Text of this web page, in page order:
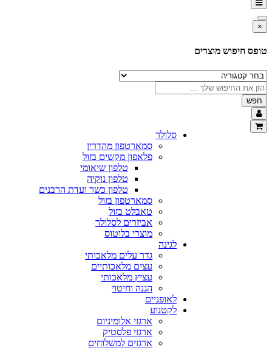
×
טופס חיפוש מוצרים
חפש
סלולר
סמארטפון מהדרין
פלאפון מקשים בזול
טלפון שיאומי
טלפון נוקיה
טלפון כשר ועדת הרבנים
סמארטפון בזול
טאבלט בזול
אביזרים לסלולר
מוצרי בלוטוס
לגינה
גדר עלים מלאכותי
עצים מלאכותיים
עציץ מלאכותי
הגנה וחיטוי
לאופניים
לקטנוע
ארגזי אלומיניום
ארגזי פלסטיק
ארגזים למשלוחים